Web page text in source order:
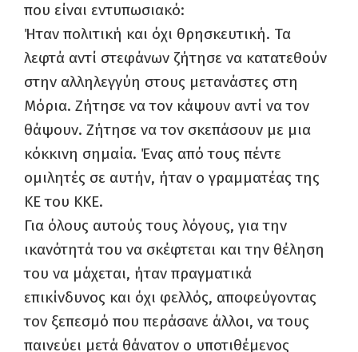
που είναι εντυπωσιακό:
Ήταν πολιτική και όχι θρησκευτική. Τα
λεφτά αντί στεφάνων ζήτησε να κατατεθούν
στην αλληλεγγύη στους μετανάστες στη
Μόρια. Ζήτησε να τον κάψουν αντί να τον
θάψουν. Ζήτησε να τον σκεπάσουν με μια
κόκκινη σημαία. Ένας από τους πέντε
ομιλητές σε αυτήν, ήταν ο γραμματέας της
ΚΕ του ΚΚΕ.
Για όλους αυτούς τους λόγους, για την
ικανότητά του να σκέφτεται και την θέληση
του να μάχεται, ήταν πραγματικά
επικίνδυνος και όχι φελλός, αποφεύγοντας
τον ξεπεσμό που περάσανε άλλοι, να τους
παινεύει μετά θάνατον ο υποτιθέμενος